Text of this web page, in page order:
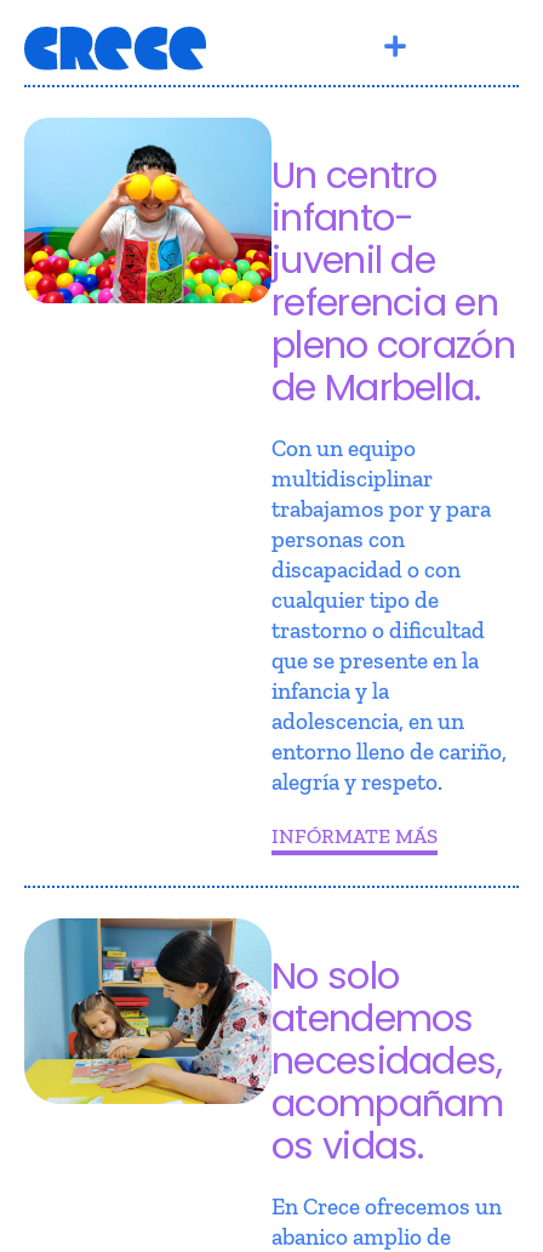
Un centro
infanto-
juvenil de
referencia en
pleno corazón
de Marbella.
Con un equipo
multidisciplinar
trabajamos por y para
personas con
discapacidad o con
cualquier tipo de
trastorno o dificultad
que se presente en la
infancia y la
adolescencia, en un
entorno lleno de cariño,
alegría y respeto.
INFÓRMATE MÁS
No solo
atendemos
necesidades,
acompañam
os vidas.
En Crece ofrecemos un
abanico amplio de